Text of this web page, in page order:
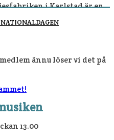
i Karlstad är en
sällskapet. I år går
alltså fredag-
vår monter för att prata
och som medlem
ännu löser vi det på
13.00